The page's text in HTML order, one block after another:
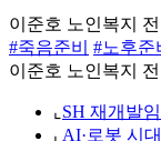
이준호 노인복지
#죽음준비
#노후준
이준호 노인복지
⌞ SH 재개발
⌞ AI·로봇 시